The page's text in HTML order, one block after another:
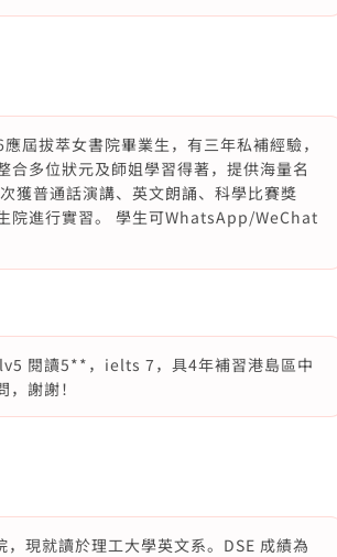
拔萃女書院畢業生，有三年私補經驗，
合多位狀元及師姐學習得著，提供海量名
獲普通話演講、英文朗誦、科學比賽獎
院進行實習。 學生可WhatsApp/WeChat
閱讀5**，ielts 7，具4年補習港島區中
謝謝！
現就讀於理工大學英文系。DSE 成績為